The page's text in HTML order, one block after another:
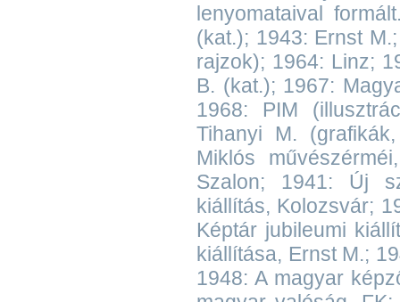
lenyomataival
(kat.); 1943: Ernst
rajzok); 1964: Linz;
B. (kat.); 1967:
1968: PIM
Tihanyi M.
Miklós
Szalon; 1941: Új
kiállítás, Kolozsvár;
Képtár jubileumi
kiállítása, Ernst M.;
1948: A magyar